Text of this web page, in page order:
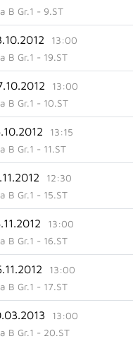
B Gr.1 - 9.ST
13:00
B Gr.1 - 19.ST
13:00
B Gr.1 - 10.ST
13:15
B Gr.1 - 11.ST
12:30
B Gr.1 - 15.ST
13:00
B Gr.1 - 16.ST
13:00
B Gr.1 - 17.ST
13:00
B Gr.1 - 20.ST